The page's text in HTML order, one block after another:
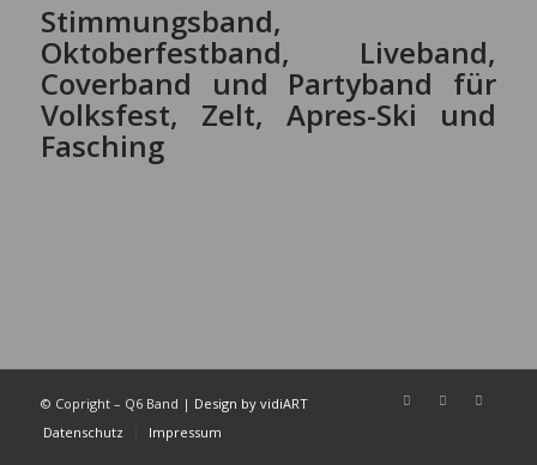
Stimmungsband,
Oktoberfestband, Liveband,
Coverband und Partyband für
Volksfest, Zelt, Apres-Ski und
Fasching
© Copright – Q6 Band | Design by vidiART
Datenschutz
Impressum